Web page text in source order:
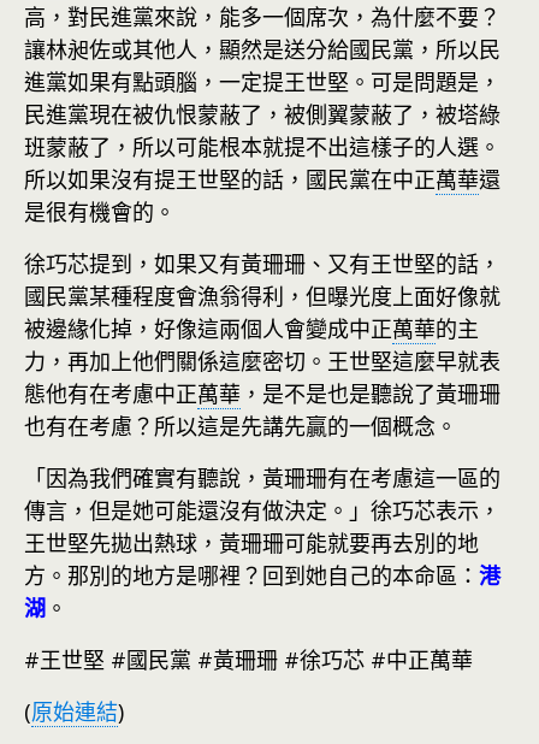
高，對民進黨來說，能多一個席次，為什麼不要？
讓林昶佐或其他人，顯然是送分給國民黨，所以民
進黨如果有點頭腦，一定提王世堅。可是問題是，
民進黨現在被仇恨蒙蔽了，被側翼蒙蔽了，被塔綠
班蒙蔽了，所以可能根本就提不出這樣子的人選。
所以如果沒有提王世堅的話，國民黨在中正萬華還
是很有機會的。
徐巧芯提到，如果又有黃珊珊、又有王世堅的話，
國民黨某種程度會漁翁得利，但曝光度上面好像就
被邊緣化掉，好像這兩個人會變成中正萬華的主
力，再加上他們關係這麼密切。王世堅這麼早就表
態他有在考慮中正萬華 ，是不是也是聽說了黃珊珊
也有在考慮？所以這是先講先贏的一個概念。
「因為我們確實有聽說，黃珊珊有在考慮這一區的
傳言，但是她可能還沒有做決定。」徐巧芯表示，
王世堅先拋出熱球，黃珊珊可能就要再去別的地
方。那別的地方是哪裡？回到她自己的本命區： 港
湖 。
#王世堅 #國民黨 #黃珊珊 #徐巧芯 #中正萬華
(原始連結)